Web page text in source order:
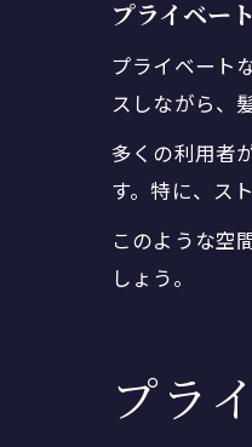
プライベー
プライベート
スしながら、
多くの利用者
す。特に、ス
このような空
しょう。
プラ